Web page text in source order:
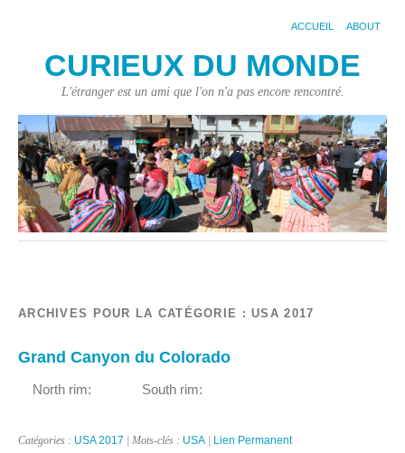
ACCUEIL ABOUT
CURIEUX DU MONDE
L'étranger est un ami que l'on n'a pas encore rencontré.
ARCHIVES POUR LA CATÉGORIE :USA 2017
Grand Canyon du Colorado
North rim: South rim:
Catégories : USA 2017 | Mots-clés : USA | Lien Permanent